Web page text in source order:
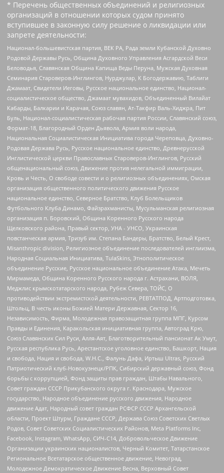
* Перечень общественных объединений и религиозных
организаций в отношении которых судом принято
вступившее в законную силу решение о ликвидации или
запрете деятельности:
Национал-большевистская партия, ВЕК РА, Рада земли Кубанской Духовно
Родовой Державы Русь, Община Духовного Управления Асгардской Веси
Беловодья, Славянская Община Капища Веды Перуна, Мужская Духовная
Семинария Староверов-Инглингов, Нурджулар, К Богодержавию, Таблиги
Джамаат, Свидетели Иеговы, Русское национальное единство, Национал-
социалистическое общество, Джамаат мувахидов, Объединенный Вилайат
Кабарды, Балкарии и Карачая, Союз славян, Ат-Такфир Валь-Хиджра, Пит
Буль, Национал-социалистическая рабочая партия России, Славянский союз,
Формат-18, Благородный Орден Дьявола, Армия воли народа,
Национальная Социалистическая Инициатива города Череповца, Духовно-
Родовая Держава Русь, Русское национальное единство, Древнерусской
Инглистической церкви Православных Староверов-Инглингов, Русский
общенациональный союз, Движение против нелегальной иммиграции,
Кровь и Честь, О свободе совести и о религиозных объединениях, Омская
организация общественного политического движения Русское
национальное единство, Северное Братство, Клуб Болельщиков
Футбольного Клуба Динамо, Файзрахманисты, Мусульманская религиозная
организация п. Боровский, Община Коренного Русского народа
Щелковского района, Правый сектор, УНА - УНСО, Украинская
повстанческая армия, Тризуб им. Степана Бандеры, Братство, Белый Крест,
Misanthropic division, Религиозное объединение последователей инглиизма,
Народная Социальная Инициатива, TulaSkins, Этнополитическое
объединение Русские, Русское национальное объединение Атака, Мечеть
Мирмамеда, Община Коренного Русского народа г. Астрахани, ВОЛЯ,
Меджлис крымскотатарского народа, Рубеж Севера, ТОЙС, О
противодействии экстремистской деятельности, РЕВТАТПОД, Артподготовка,
Штольц, В честь иконы Божией Матери Державная, Сектор 16,
Независимость, Фирма, Молодежная правозащитная группа МПГ, Курсом
Правды и Единения, Каракольская инициативная группа, Автоград Крю,
Союз Славянских Сил Руси, Алля-Аят, Благотворительный пансионат Ак Умут,
Русская республика Русь, Арестантское уголовное единство, Башкорт, Нация
и свобода, Нация и свобода, W.H.С., Фалунь Дафа, Иртыш Ultras, Русский
Патриотический клуб-Новокузнецк/РПК, Сибирский державный союз, Фонд
борьбы с коррупцией, Фонд защиты прав граждан, Штабы Навального,
Совет граждан СССР Прикубанского округа г. Краснодара, Мужское
государство, Народное объединение русского движения, Народное
движение Адат, Народный совет граждан РСФСР СССР Архангельской
области, Проект Штурм, Граждане СССР, Держава Союз Советских Светлых
Родов, Совет Советских Социалистических Районов, Meta Platforms Inc,
Facebook, Instagram, WhatsApp, СИЧ-С14, Добровольческое Движение
Организации украинских националистов, Черный Комитет, Татарстанское
Региональное Всетатарское общественное движение, Невоград,
Молодежное Демократическое Движение Весна, Верховный Совет